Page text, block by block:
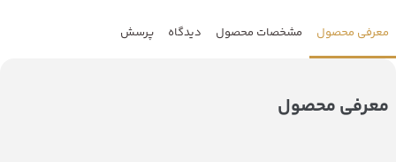
معرفی محصول مشخصات محصول دیدگاه پرسش
معرفی محصول